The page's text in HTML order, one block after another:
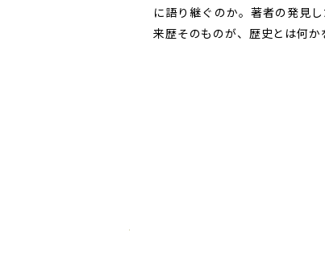
に語り継ぐのか。著者の発見
来歴そのものが、歴史とは何